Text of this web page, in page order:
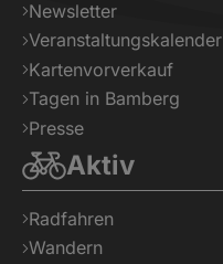
Newsletter
Veranstaltungskalender
Kartenvorverkauf
Tagen in Bamberg
Presse
Aktiv
Radfahren
Wandern